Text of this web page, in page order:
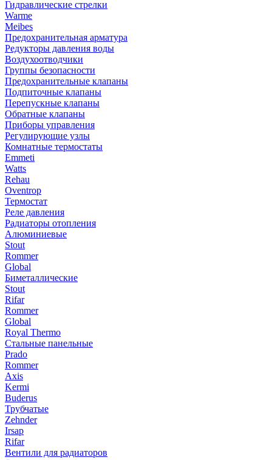
Гидравлические стрелки
Warme
Meibes
Предохранительная арматура
Редукторы давления воды
Воздухоотводчики
Группы безопасности
Предохранительные клапаны
Подпиточные клапаны
Перепускные клапаны
Обратные клапаны
Приборы управления
Регулирующие узлы
Комнатные термостаты
Emmeti
Watts
Rehau
Oventrop
Термостат
Реле давления
Радиаторы отопления
Алюминиевые
Stout
Rommer
Global
Биметаллические
Stout
Rifar
Rommer
Global
Royal Thermo
Стальные панельные
Prado
Rommer
Axis
Kermi
Buderus
Трубчатые
Zehnder
Irsap
Rifar
Вентили для радиаторов